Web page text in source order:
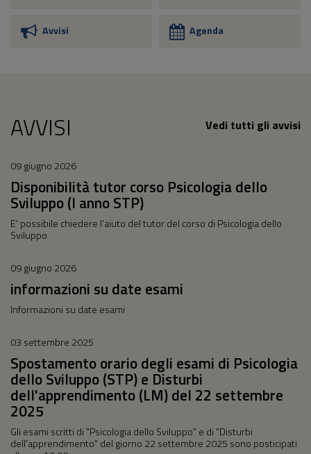
Avvisi Agenda
AVVISI Vedi tutti gli avvisi
09 giugno 2026
Disponibilità tutor corso Psicologia dello
Sviluppo (I anno STP)
E' possibile chiedere l'aiuto del tutor del corso di Psicologia dello
Sviluppo
09 giugno 2026
informazioni su date esami
Informazioni su date esami
03 settembre 2025
Spostamento orario degli esami di Psicologia
dello Sviluppo (STP) e Disturbi
dell'apprendimento (LM) del 22 settembre
2025
Gli esami scritti di "Psicologia dello Sviluppo" e di "Disturbi
dell'apprendimento" del giorno 22 settembre 2025 sono posticipati